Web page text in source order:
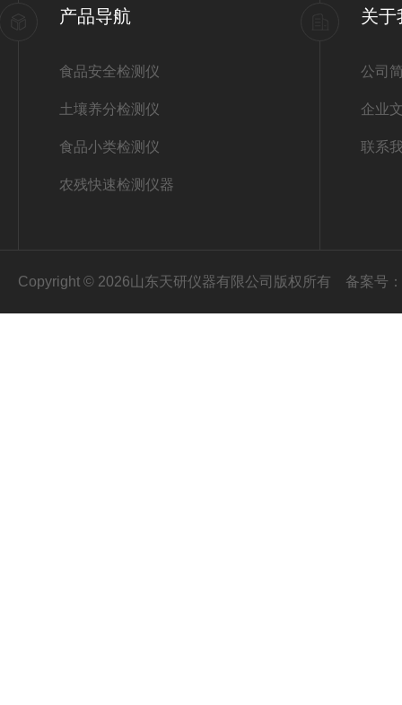
产品导航
食品安全检测仪
土壤养分检测仪
食品小类检测仪
农残快速检测仪器
关于
公司
企业
联系
Copyright © 2026山东天研仪器有限公司版权所有 备案号